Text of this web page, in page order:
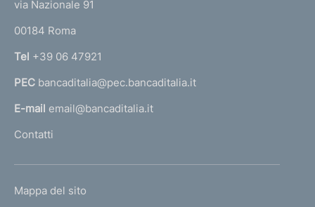
r
n
a
l
'
m
via Nazionale 91
00184 Roma
Tel +39 06 47921
PEC bancaditalia@pec.bancaditalia.it
E-mail email@bancaditalia.it
Contatti
L
Mappa del sito